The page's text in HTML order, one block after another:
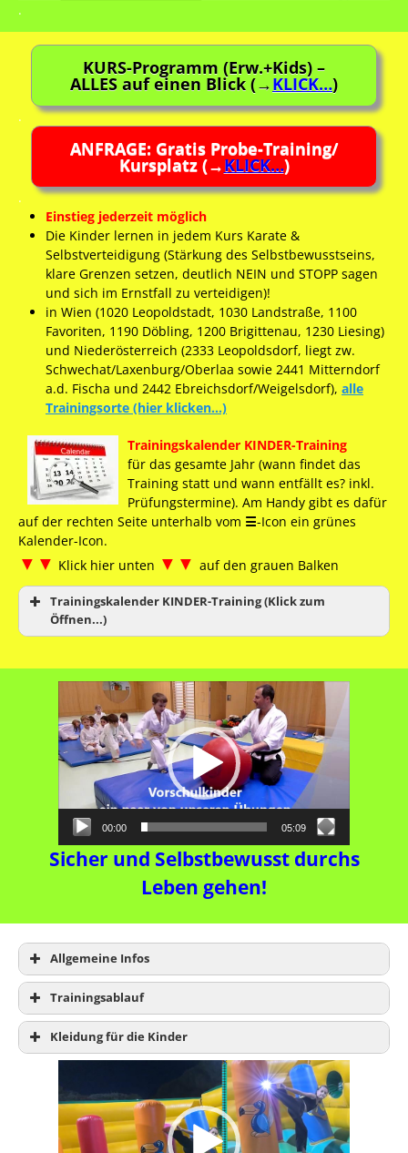
.
KURS-Programm (Erw.+Kids) –
ALLES auf einen Blick (→KLICK…)
.
ANFRAGE: Gratis Probe-Training/
Kursplatz (→KLICK…)
.
Einstieg jederzeit möglich
Die Kinder lernen in jedem Kurs Karate &
Selbstverteidigung (Stärkung des Selbstbewusstseins,
klare Grenzen setzen, deutlich NEIN und STOPP sagen
und sich im Ernstfall zu verteidigen)!
in Wien (1020 Leopoldstadt, 1030 Landstraße, 1100
Favoriten, 1190 Döbling, 1200 Brigittenau, 1230 Liesing)
und Niederösterreich (2333 Leopoldsdorf, liegt zw.
Schwechat/Laxenburg/Oberlaa sowie 2441 Mitterndorf
a.d. Fischa und 2442 Ebreichsdorf/Weigelsdorf), alle
Trainingsorte (hier klicken…)
Trainingskalender KINDER-Training
für das gesamte Jahr (wann findet das
Training statt und wann entfällt es? inkl.
Prüfungstermine). Am Handy gibt es dafür
auf der rechten Seite unterhalb vom ☰-Icon ein grünes
Kalender-Icon.
▼▼ Klick hier unten ▼▼ auf den grauen Balken
Trainingskalender KINDER-Training (Klick zum
Öffnen...)
Terminübersicht
Video-
00:00 05:09
Sicher und Selbstbewusst durchs
Leben gehen!
Allgemeine Infos
Das Wichtigste vorweg: Beim Training schlägt
natürlich kein Kind ein anderes Kind!
Trainingsablauf
Kleidung für die Kinder
Video-
Player